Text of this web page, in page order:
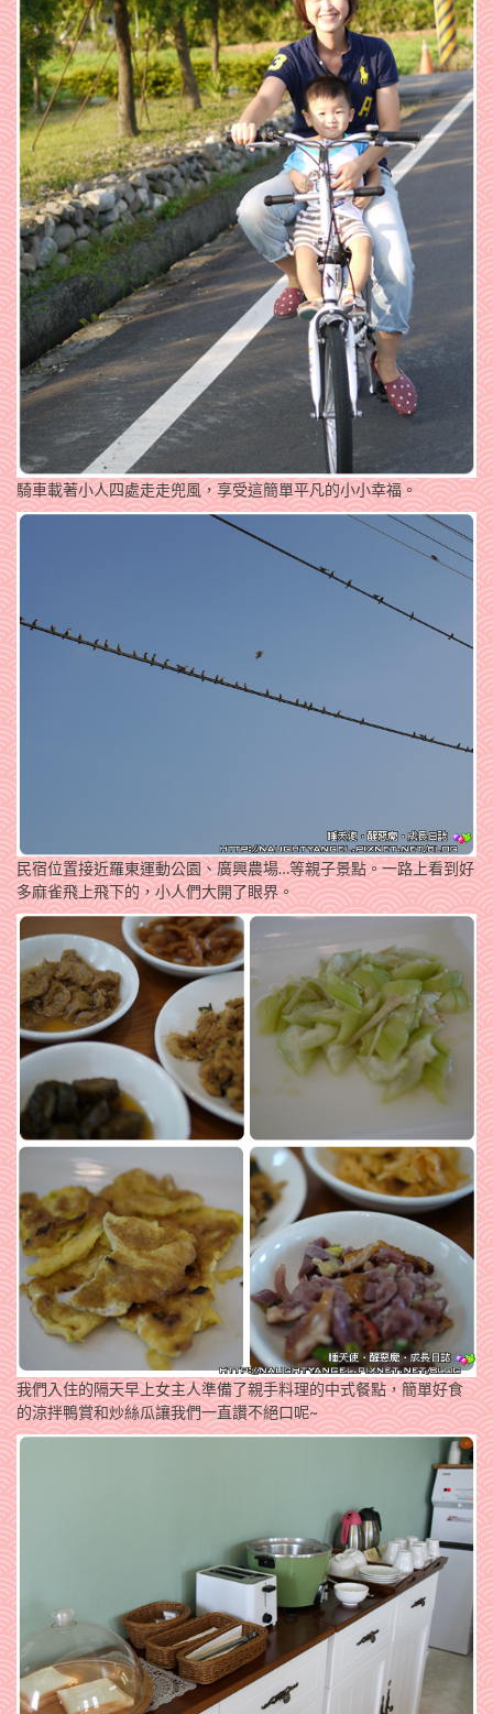
騎車載著小人四處走走兜風，享受這簡單平凡的小小幸福。
民宿位置接近羅東運動公園、廣興農場…等親子景點。一路上看到好
多麻雀飛上飛下的，小人們大開了眼界。
我們入住的隔天早上女主人準備了親手料理的中式餐點，簡單好食
的涼拌鴨賞和炒絲瓜讓我們一直讚不絕口呢~